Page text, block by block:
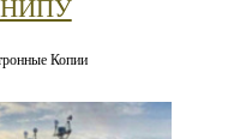
Копии